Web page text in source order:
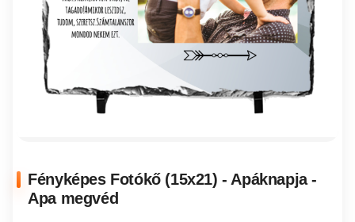
Fényképes Fotókő (15x21) - Apáknapja -
Apa megvéd